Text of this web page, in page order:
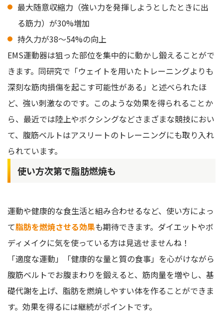
最大随意収縮力（強い力を発揮しようとしたときに出
る筋力）が30%増加
持久力が38〜54%の向上
EMS運動器は狙った部位を集中的に動かし鍛えることがで
きます。同研究で「ウェイトを用いたトレーニングよりも
深刻な筋肉損傷を起こす可能性がある」と述べられたほ
ど、強い刺激なのです。このような効果を得られることか
ら、最近では陸上やボクシングなどさまざまな競技におい
て、腹筋ベルトはアスリートのトレーニングにも取り入れ
られています。
使い方次第で脂肪燃焼も
運動や健康的な食生活と組み合わせるなど、使い方によっ
て脂肪を燃焼させる効果も期待できます。ダイエットやボ
ディメイクに気を使っている方は見逃せませんね！
「適度な運動」「健康的な量と質の食事」を心がけながら
腹筋ベルトでお腹まわりを鍛えると、筋肉量を増やし、基
礎代謝を上げ、脂肪を燃焼しやすい体を作ることができま
す。効果を得るには継続がポイントです。